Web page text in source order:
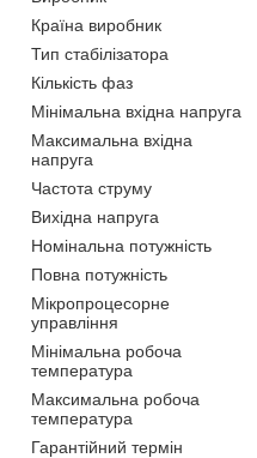
Країна виробник
Тип стабілізатора
Кількість фаз
Мінімальна вхідна напруга
Максимальна вхідна
напруга
Частота струму
Вихідна напруга
Номінальна потужність
Повна потужність
Мікропроцесорне
управління
Мінімальна робоча
температура
Максимальна робоча
температура
Гарантійний термін